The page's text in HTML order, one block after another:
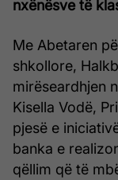
nxënësve të
Me Abetaren
shkollore,
mirëseardhjen
Kisella Vodë,
pjesë e
banka e
qëllim që të